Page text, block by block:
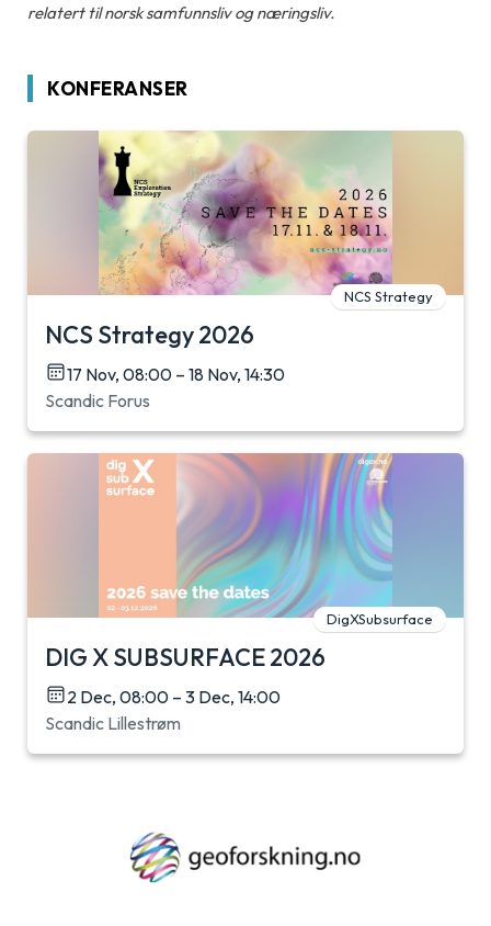
relatert til norsk samfunnsliv og næringsliv.
KONFERANSER
NCS Strategy
NCS Strategy 2026
17 Nov, 08:00 – 18 Nov, 14:30
Scandic Forus
DigXSubsurface
DIG X SUBSURFACE 2026
2 Dec, 08:00 – 3 Dec, 14:00
Scandic Lillestrøm